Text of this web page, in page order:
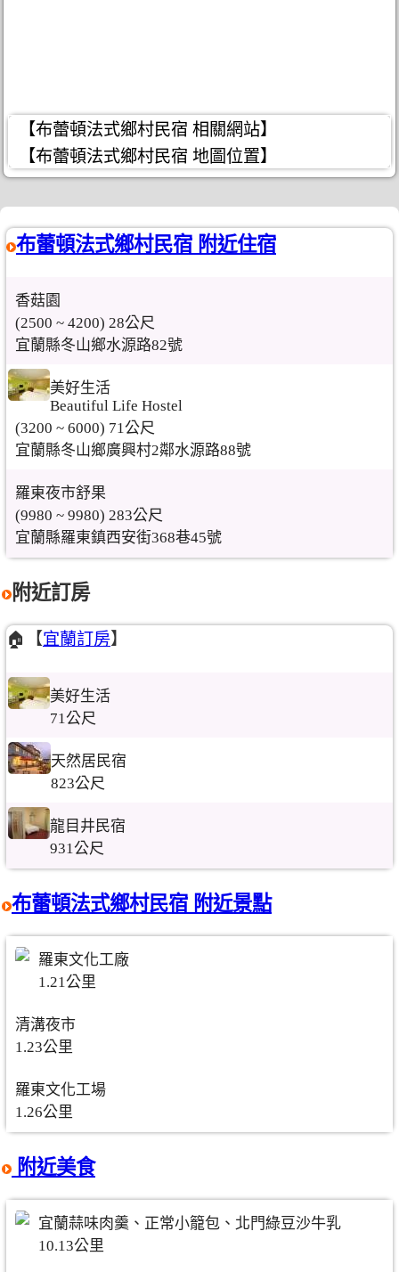
【布蕾頓法式鄉村民宿 相關網站】
【布蕾頓法式鄉村民宿 地圖位置】
布蕾頓法式鄉村民宿 附近住宿
香菇園
(2500 ~ 4200) 28公尺
宜蘭縣冬山鄉水源路82號
美好生活
Beautiful Life Hostel
(3200 ~ 6000) 71公尺
宜蘭縣冬山鄉廣興村2鄰水源路88號
羅東夜市舒果
(9980 ~ 9980) 283公尺
宜蘭縣羅東鎮西安街368巷45號
附近訂房
🏠【宜蘭訂房】
美好生活
71公尺
天然居民宿
823公尺
龍目井民宿
931公尺
布蕾頓法式鄉村民宿 附近景點
羅東文化工廠
1.21公里
清溝夜市
1.23公里
羅東文化工場
1.26公里
附近美食
宜蘭蒜味肉羹、正常小籠包、北門綠豆沙牛乳
10.13公里